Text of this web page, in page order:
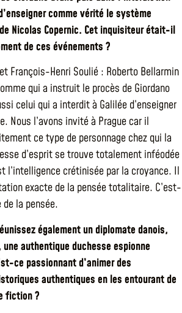
comme vérité le système
Nicolas Copernic. Cet inquisiteur était-il
de ces événements ?
François-Henri Soulié : Roberto Bellarmin
qui a instruit le procès de Giordano
celui qui a interdit à Galilée d’enseigner
Nous l’avons invité à Prague car il
ce type de personnage chez qui la
d’esprit se trouve totalement inféodée
l’intelligence crétinisée par la croyance. Il
exacte de la pensée totalitaire. C’est-
la pensée.
également un diplomate danois,
authentique duchesse espionne
ce passionnant d’animer des
authentiques en les entourant de
fiction ?